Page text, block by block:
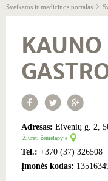
Sveikatos ir medicinos portalas
Adresas: Eivenių g. 2,
Žiūrėti žemėlapyje
Tel.: +370 (37) 326508
Įmonės kodas: